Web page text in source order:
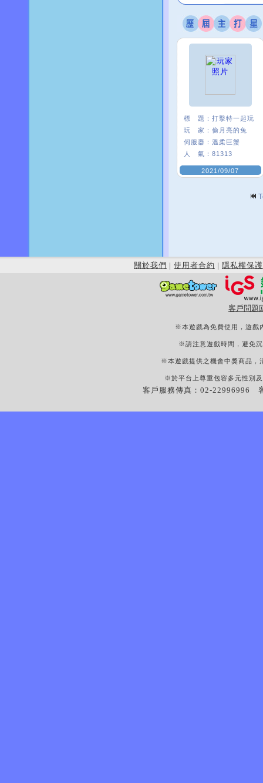
標 題： 打擊特一起玩
玩 家： 偷月亮的兔
伺服器： 溫柔巨蟹
人 氣： 81313
2021/09/07
關於我們 | 使用者合約 | 隱私權保護
客戶問題
※本遊戲為免費使用，遊戲
※請注意遊戲時間，避免
※本遊戲提供之機會中獎商品，
※於平台上尊重包容多元性別
客戶服務傳真：02-22996996